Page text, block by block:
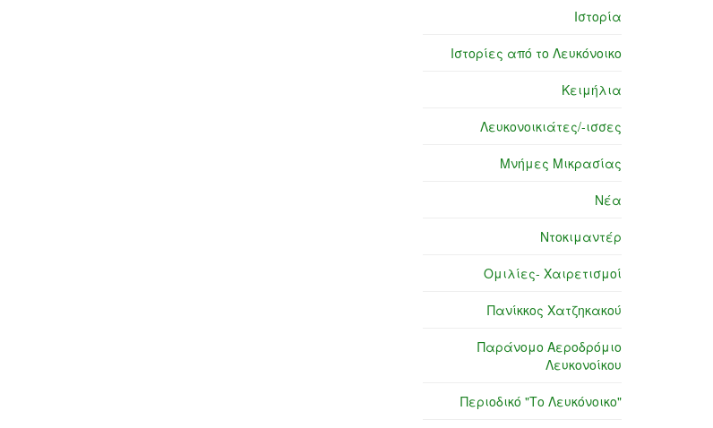
Ιστορία
Ιστορίες από το Λευκόνοικο
Κειμήλια
Λευκονοικιάτες/-ισσες
Μνήμες Μικρασίας
Νέα
Ντοκιμαντέρ
Ομιλίες- Χαιρετισμοί
Πανίκκος Χατζηκακού
Παράνομο Αεροδρόμιο
Λευκονοίκου
Περιοδικό "Το Λευκόνοικο"